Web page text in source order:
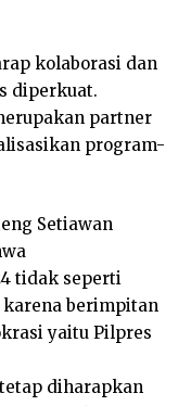
kolaborasi dan
diperkuat.
partner
program-
Setiawan
tidak seperti
karena berimpitan
yaitu Pilpres
diharapkan